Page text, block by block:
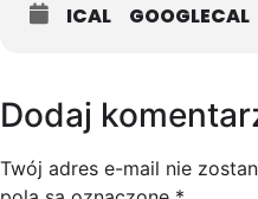
ICAL GOOGLECAL
Dodaj
Twój adres e-mail nie